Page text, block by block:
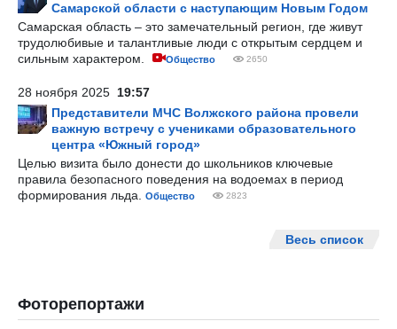
Самарской области с наступающим Новым Годом
Самарская область – это замечательный регион, где живут
трудолюбивые и талантливые люди с открытым сердцем и
сильным характером.
Общество 2650
28 ноября 2025 19:57
Представители МЧС Волжского района провели
важную встречу с учениками образовательного
центра «Южный город»
Целью визита было донести до школьников ключевые
правила безопасного поведения на водоемах в период
формирования льда.
Общество 2823
Весь список
Фоторепортажи